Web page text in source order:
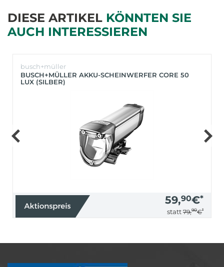
DIESE ARTIKEL KÖNNTEN SIE
AUCH INTERESSIEREN
busch+müller
BUSCH+MÜLLER AKKU-SCHEINWERFER CORE 50
LUX (SILBER)
59,90€*
statt 79,90€*